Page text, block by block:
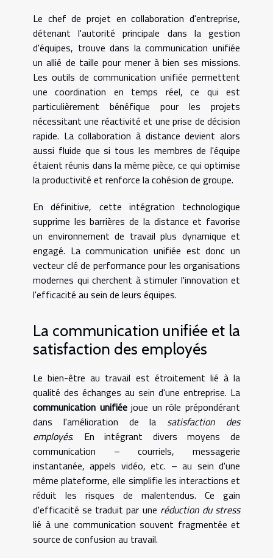
Le chef de projet en collaboration d'entreprise,
détenant l'autorité principale dans la gestion
d'équipes, trouve dans la communication unifiée
un allié de taille pour mener à bien ses missions.
Les outils de communication unifiée permettent
une coordination en temps réel, ce qui est
particulièrement bénéfique pour les projets
nécessitant une réactivité et une prise de décision
rapide. La collaboration à distance devient alors
aussi fluide que si tous les membres de l'équipe
étaient réunis dans la même pièce, ce qui optimise
la productivité et renforce la cohésion de groupe.
En définitive, cette intégration technologique
supprime les barrières de la distance et favorise
un environnement de travail plus dynamique et
engagé. La communication unifiée est donc un
vecteur clé de performance pour les organisations
modernes qui cherchent à stimuler l'innovation et
l'efficacité au sein de leurs équipes.
La communication unifiée et la
satisfaction des employés
Le bien-être au travail est étroitement lié à la
qualité des échanges au sein d'une entreprise. La
communication unifiéejoue un rôle prépondérant
dans l'amélioration de la satisfaction des
employés. En intégrant divers moyens de
communication – courriels, messagerie
instantanée, appels vidéo, etc. – au sein d'une
même plateforme, elle simplifie les interactions et
réduit les risques de malentendus. Ce gain
d'efficacité se traduit par une réduction du stress
lié à une communication souvent fragmentée et
source de confusion au travail.